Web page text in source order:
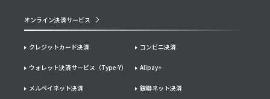
オンライン決済サービス
クレジットカード決済 コンビニ決済
メルペイネット決済 銀聯ネット決済
ウォレット決済サービス（Type-Y） Alipay+